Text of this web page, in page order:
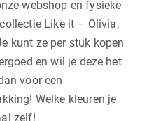
webshop en fysieke
Like it – Olivia,
kunt ze per stuk kopen
en wil je deze het
voor een
Welke kleuren je
zelf!